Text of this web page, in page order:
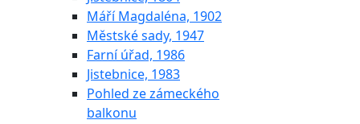
Máří Magdaléna, 1902
Městské sady, 1947
Farní úřad, 1986
Jistebnice, 1983
Pohled ze zámeckého
balkonu